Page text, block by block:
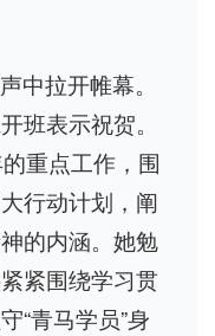
中拉开帷幕。
班表示祝贺。
重点工作，围
行动计划，阐
的内涵。她勉
紧围绕学习贯
“青马学员”身